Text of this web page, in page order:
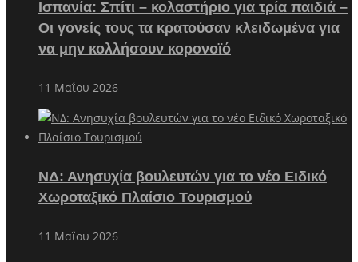
Ισπανία: Σπίτι – κολαστήριο για τρία παιδιά –
Οι γονείς τους τα κρατούσαν κλειδωμένα για
να μην κολλήσουν κορονοϊό
11 Μαΐου 2026
ΝΔ: Ανησυχία βουλευτών για το νέο Ειδικό
Χωροταξικό Πλαίσιο Τουρισμού
11 Μαΐου 2026